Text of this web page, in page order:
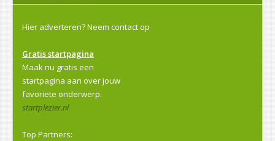
Hier adverteren?Neem contact op
Gratis startpagina
Maak nu gratis een
startpagina aan over jouw
favoriete onderwerp.
startplezier.nl
Top Partners: